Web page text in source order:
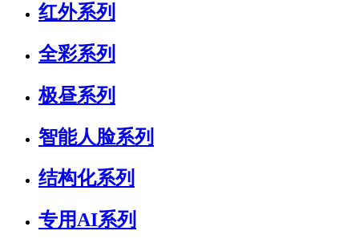
红外系列
全彩系列
极昼系列
智能人脸系列
结构化系列
专用AI系列